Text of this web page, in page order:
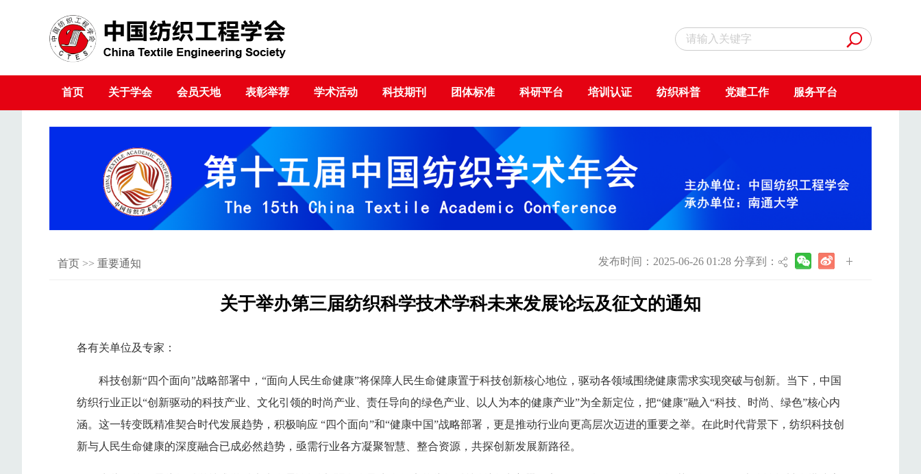
首页 关于学会 会员天地 表彰举荐 学术活动 科技期刊 团体标准 科研平台 培训认证 纺织科普 党建工作 服务平台
首页 >> 重要通知 发布时间：2025-06-26 01:28 分享到：
关于举办第三届纺织科学技术学科未来发展论坛及征文的通知
各有关单位及专家：
科技创新“四个面向”战略部署中，“面向人民生命健康”将保障人民生命健康置于科技创新核心地位，驱动各领域围绕健康需求实现突破与创新。当下，中国
纺织行业正以“创新驱动的科技产业、文化引领的时尚产业、责任导向的绿色产业、以人为本的健康产业”为全新定位，把“健康”融入“科技、时尚、绿色”核心内
涵。这一转变既精准契合时代发展趋势，积极响应 “四个面向”和“健康中国”战略部署，更是推动行业向更高层次迈进的重要之举。在此时代背景下，纺织科技创
新与人民生命健康的深度融合已成必然趋势，亟需行业各方凝聚智慧、整合资源，共探创新发展新路径。